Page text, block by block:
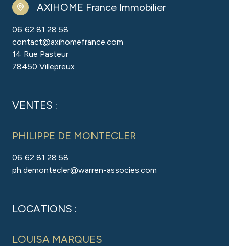
AXIHOME France Immobilier
06 62 81 28 58
contact@axihomefrance.com
14 Rue Pasteur
78450 Villepreux
VENTES :
PHILIPPE DE MONTECLER
06 62 81 28 58
ph.demontecler@warren-associes.com
LOCATIONS :
LOUISA MARQUES